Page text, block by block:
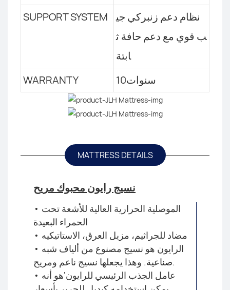
SUPPORT SYSTEM
نظام دعم زنبركي جي
ب قوي مع دعم حافة ث
ابتة
WARRANTY
سنوات10
MATTRESS DETAILS
نسيج رايون محبوك مريح
• الموصلية الحرارية العالية للأشعة تحت
الحمراء البعيدة
• مضاد للجراثيم، مزيل العرق، الاستاتيكيه
• الرايون هو نسيج مصنوع من ألياف شبه
صناعية. وهذا يجعلها نسيج ناعم ومريح.
• عامل الجذب الرئيسي للرايون'هو أنه